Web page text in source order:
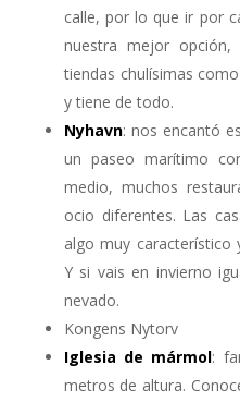
calle, por lo que ir por
nuestra mejor opción,
tiendas chulísimas
y tiene de todo.
Nyhavn: nos encantó
un paseo marítimo
medio, muchos
ocio diferentes. Las
algo muy característico
Y si vais en invierno
nevado.
Kongens Nytorv
Iglesia de mármol:
metros de altura.